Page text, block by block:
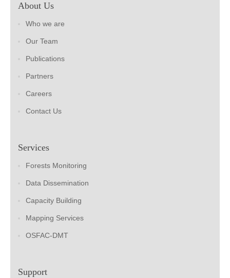
About Us
Who we are
Our Team
Publications
Partners
Careers
Contact Us
Services
Forests Monitoring
Data Dissemination
Capacity Building
Mapping Services
OSFAC-DMT
Support